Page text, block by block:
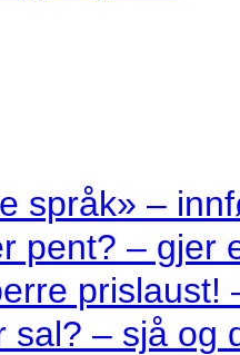
språk» –
pent? – gjer
prislaust!
sal? – sjå og